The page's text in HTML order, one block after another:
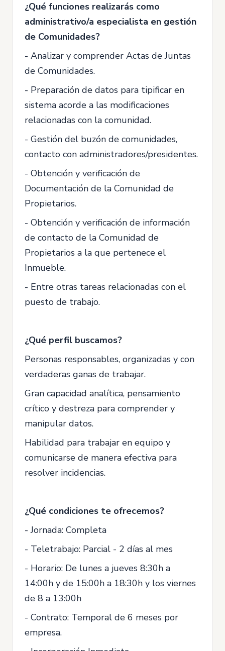
¿Qué funciones realizarás como
administrativo/a especialista en gestión
de Comunidades?
- Analizar y comprender Actas de Juntas
de Comunidades.
- Preparación de datos para tipificar en
sistema acorde a las modificaciones
relacionadas con la comunidad.
- Gestión del buzón de comunidades,
contacto con administradores/presidentes.
- Obtención y verificación de
Documentación de la Comunidad de
Propietarios.
- Obtención y verificación de información
de contacto de la Comunidad de
Propietarios a la que pertenece el
Inmueble.
- Entre otras tareas relacionadas con el
puesto de trabajo.
¿Qué perfil buscamos?
Personas responsables, organizadas y con
verdaderas ganas de trabajar.
Gran capacidad analítica, pensamiento
crítico y destreza para comprender y
manipular datos.
Habilidad para trabajar en equipo y
comunicarse de manera efectiva para
resolver incidencias.
¿Qué condiciones te ofrecemos?
- Jornada: Completa
- Teletrabajo: Parcial - 2 días al mes
- Horario: De lunes a jueves 8:30h a
14:00h y de 15:00h a 18:30h y los viernes
de 8 a 13:00h
- Contrato: Temporal de 6 meses por
empresa.